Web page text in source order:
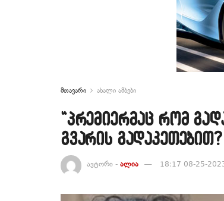
მთავარი ახალი ამბები
“პრემიერმაც რომ
გვარის
ავტორი - ალია 18:17 08-25-